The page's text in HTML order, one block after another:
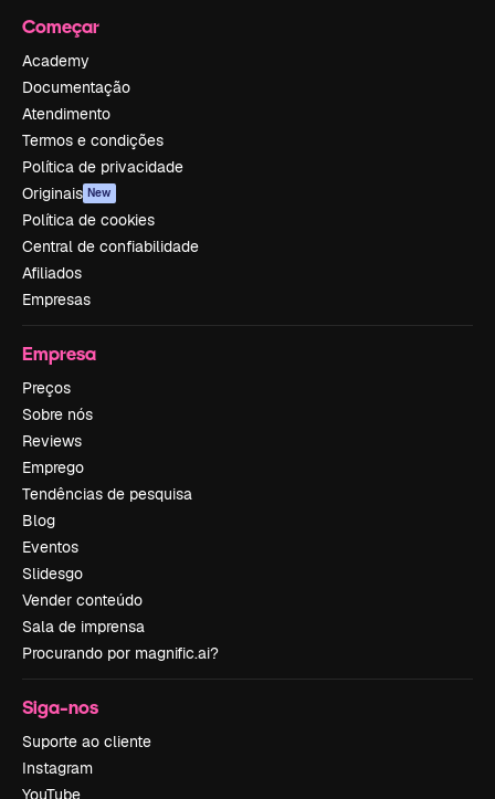
Começar
Academy
Documentação
Atendimento
Termos e condições
Política de privacidade
Originais New
Política de cookies
Central de confiabilidade
Afiliados
Empresas
Empresa
Preços
Sobre nós
Reviews
Emprego
Tendências de pesquisa
Blog
Eventos
Slidesgo
Vender conteúdo
Sala de imprensa
Procurando por magnific.ai?
Siga-nos
Suporte ao cliente
Instagram
YouTube